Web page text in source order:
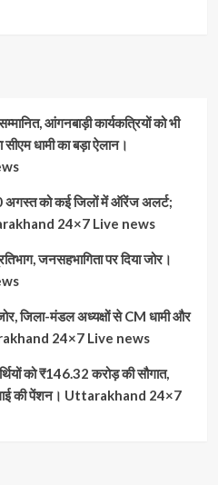
आंगनबाड़ी कार्यकत्रियों को भी
सीएम धामी का बड़ा ऐलान।
अगस्त को कई जिलों में ऑरेंज अलर्ट;
24×7 Live news
जनसहभागिता पर दिया जोर।
जिला-मंडल अध्यक्षों से CM धामी और
24×7 Live news
को ₹146.32 करोड़ की सौगात,
की पेंशन। Uttarakhand 24×7